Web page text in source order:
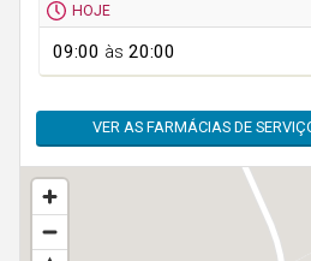
Portalegre
Santarém
Setúbal
Viana do Castelo
Vila Real
HOJE
09:00 às 20:00
VER AS FARMÁCIAS DE